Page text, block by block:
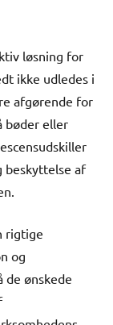
løsning for
ikke udledes i
afgørende for
bøder eller
beskyttelse af
rigtige
og
de ønskede